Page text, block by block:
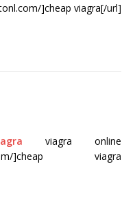
]cheap viagra[/url]
viagra online
]cheap viagra